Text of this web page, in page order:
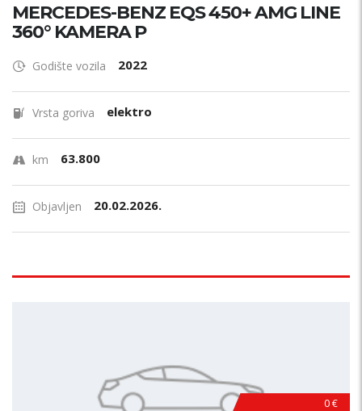
MERCEDES-BENZ EQS 450+ AMG LINE
360° KAMERA P
Godište vozila 2022
Vrsta goriva elektro
km 63.800
Objavljen 20.02.2026.
0 €